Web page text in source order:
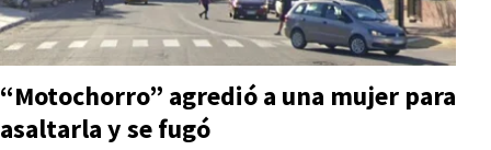
“Motochorro” agredió a una mujer para
asaltarla y se fugó